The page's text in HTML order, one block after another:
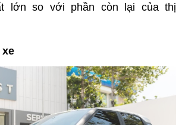
lớn so với phần còn lại của thị
xe